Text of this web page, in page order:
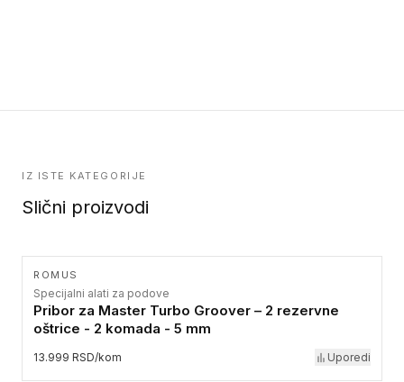
IZ ISTE KATEGORIJE
Slični proizvodi
ROMUS
Specijalni alati za podove
Pribor za Master Turbo Groover – 2 rezervne
oštrice - 2 komada - 5 mm
13.999 RSD/kom Uporedi